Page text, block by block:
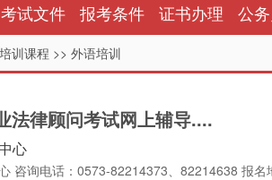
考试文件 报考条件 证书办理 公
培训课程 >> 外语培训
法律顾问考试网上辅导....
心
咨询电话：0573-82214373、82214638 报